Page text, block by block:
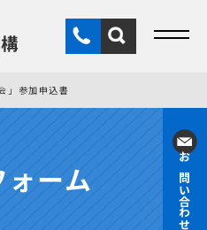
お問い合わせ
」参加申込書
ーム